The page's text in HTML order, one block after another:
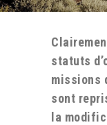
statuts
missions
sont
la